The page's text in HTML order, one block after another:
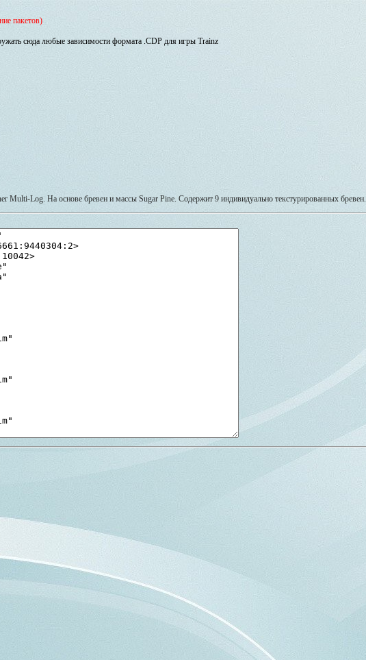
пакетов)
сюда любые зависимости формата .CDP для игры Trainz
Multi-Log. На основе бревен и массы Sugar Pine. Содержит 9 индивидуально текстурированных бревен.